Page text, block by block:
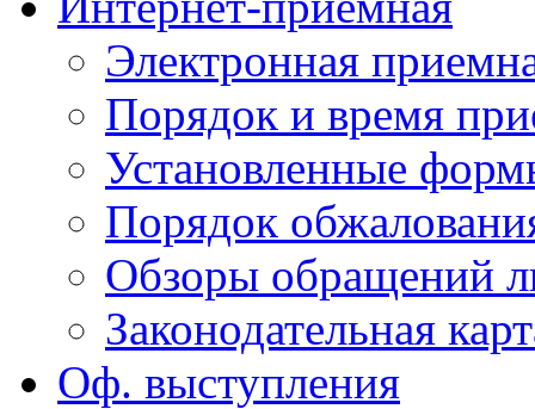
Электронная
Порядок и время
Установленные
Порядок
Обзоры обращений
Законодательная
Оф. выступления